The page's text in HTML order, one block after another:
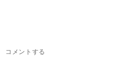
コメントする